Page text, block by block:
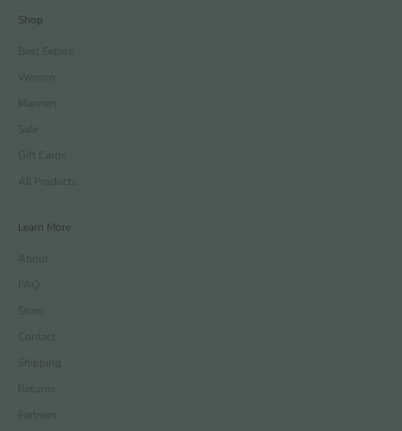
Shop
Best Sellers
Women
Mannen
Sale
Gift Cards
All Products
Learn More
About
FAQ
Store
Contact
Shipping
Returns
Partners